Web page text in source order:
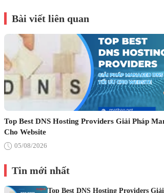
Bài viết liên quan
Top Best DNS Hosting Providers Giải Pháp
Cho Website
05/08/2026
Tin mới nhất
Top Best DNS Hosting Providers